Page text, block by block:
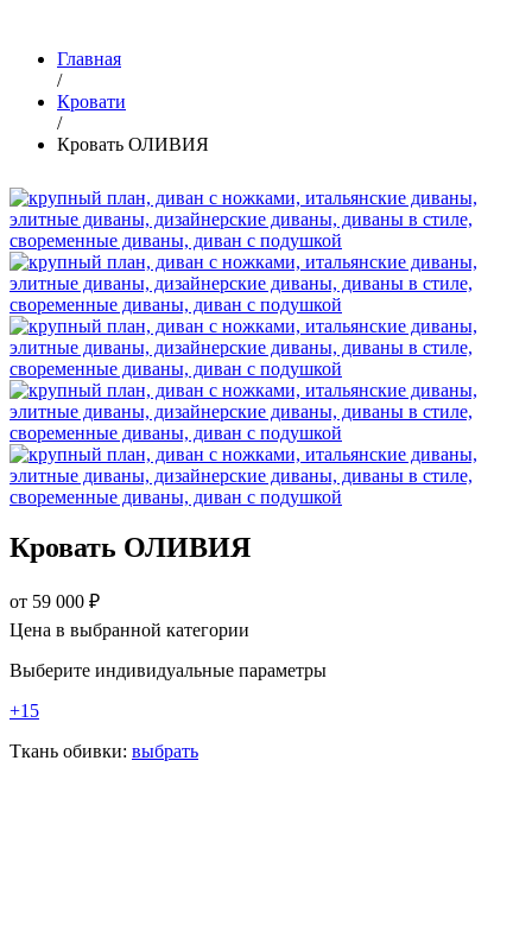
Главная
/
Кровати
/
Кровать ОЛИВИЯ
Кровать ОЛИВИЯ
от 59 000 ₽
Цена в выбранной категории
Выберите индивидуальные параметры
+15
Ткань обивки: выбрать